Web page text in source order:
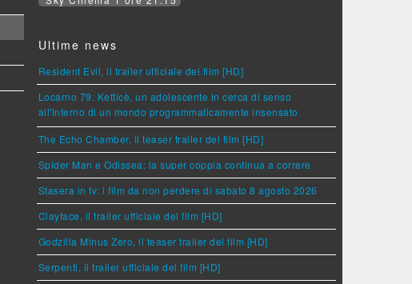
Ultime news
Resident Evil, il trailer ufficiale del film [HD]
Locarno 79: Ketticè, un adolescente in cerca di senso
all'interno di un mondo programmaticamente insensato
The Echo Chamber, il teaser trailer del film [HD]
Spider Man e Odissea: la super coppia continua a correre
Stasera in tv: i film da non perdere di sabato 8 agosto 2026
Clayface, il trailer ufficiale del film [HD]
Godzilla Minus Zero, il teaser trailer del film [HD]
Serpenti, il trailer ufficiale del film [HD]